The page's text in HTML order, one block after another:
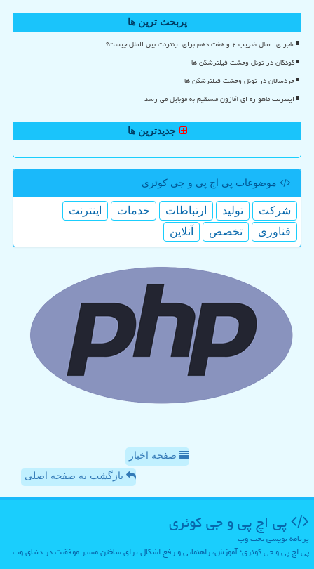
پربحث ترین ها
ماجرای اعمال ضریب ۲ و هفت دهم برای اینترنت بین الملل چیست؟
کودکان در تونل وحشت فیلترشکن ها
خردسالان در تونل وحشت فیلترشکن ها
اینترنت ماهواره ای آمازون مستقیم به موبایل می رسد
جدیدترین ها
موضوعات پی اچ پی و جی كوئری
شركت تولید ارتباطات خدمات
اینترنت
فناوری
تخصص آنلاین
صفحه اخبار
بازگشت به صفحه اصلی
پی اچ پی و جی كوئری
برنامه نویسی تحت وب
پی اچ پی و جی کوئری؛ آموزش، راهنمایی و رفع اشکال برای ساختن مسیر موفقیت در دنیای وب